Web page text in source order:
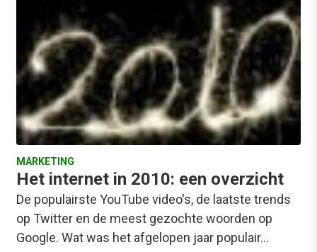
MARKETING
Het internet in 2010: een overzicht
De populairste YouTube video's, de laatste trends
op Twitter en de meest gezochte woorden op
Google. Wat was het afgelopen jaar populair…